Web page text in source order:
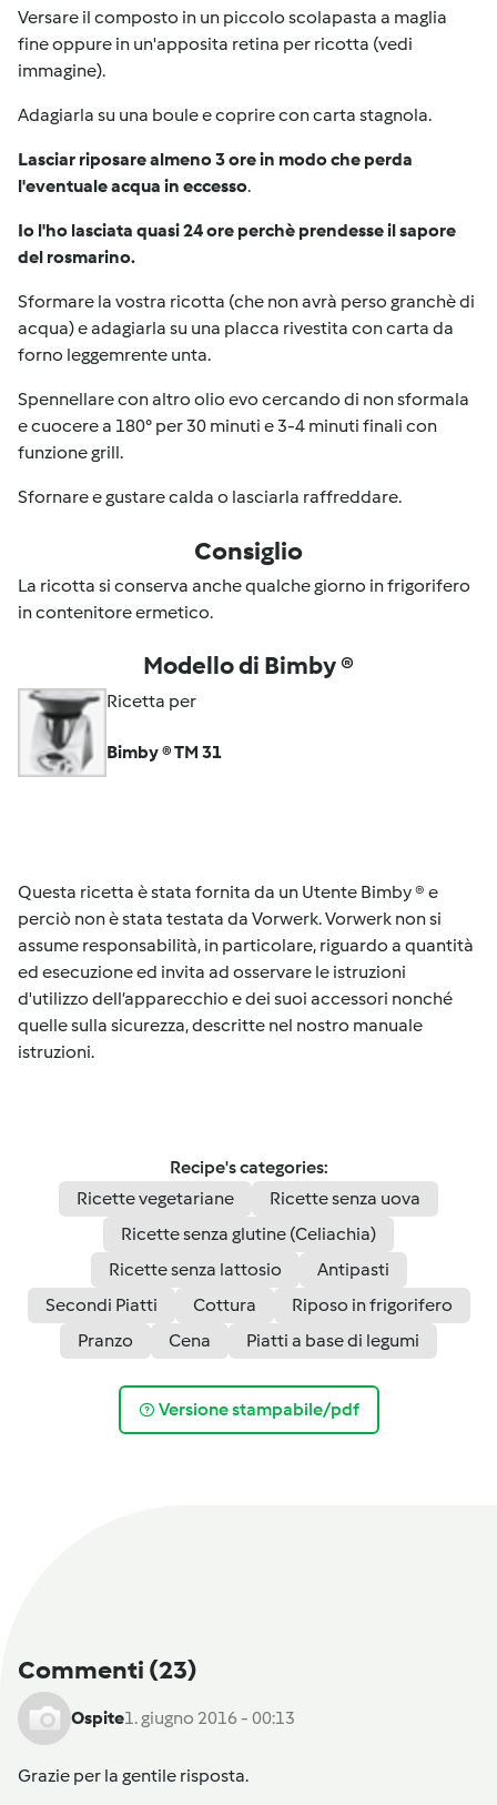
Versare il composto in un piccolo scolapasta a maglia
fine oppure in un'apposita retina per ricotta (vedi
immagine).
Adagiarla su una boule e coprire con carta stagnola.
Lasciar riposare almeno 3 ore in modo che perda
l'eventuale acqua in eccesso.
Io l'ho lasciata quasi 24 ore perchè prendesse il sapore
del rosmarino.
Sformare la vostra ricotta (che non avrà perso granchè di
acqua) e adagiarla su una placca rivestita con carta da
forno leggemrente unta.
Spennellare con altro olio evo cercando di non sformala
e cuocere a 180° per 30 minuti e 3-4 minuti finali con
funzione grill.
Sfornare e gustare calda o lasciarla raffreddare.
Consiglio
La ricotta si conserva anche qualche giorno in frigorifero
in contenitore ermetico.
Modello di Bimby ®
Ricetta per
Bimby ® TM 31
Questa ricetta è stata fornita da un Utente Bimby ® e
perciò non è stata testata da Vorwerk. Vorwerk non si
assume responsabilità, in particolare, riguardo a quantità
ed esecuzione ed invita ad osservare le istruzioni
d'utilizzo dell’apparecchio e dei suoi accessori nonché
quelle sulla sicurezza, descritte nel nostro manuale
istruzioni.
Recipe's categories:
Ricette vegetariane
Ricette senza uova
Ricette senza glutine (Celiachia)
Ricette senza lattosio
Antipasti
Secondi Piatti
Cottura
Riposo in frigorifero
Pranzo
Cena Piatti a base di legumi
Versione stampabile/pdf
Commenti (23)
Ospite1. giugno 2016 - 00:13
Grazie per la gentile risposta.